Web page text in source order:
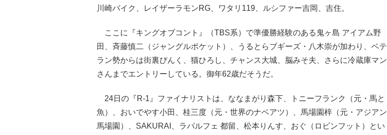
川崎バイク、レイザーラモンRG、ワタリ119、ルシファー吉岡、吉住。
ここに『キングオブコント』（TBS系）で準優勝経験のある鬼ヶ島 アイアム野
田、斉藤慎二（ジャングルポケット）、うるとらブギーズ・八木崇が加わり、ベテ
ラン勢からは街裏ぴんく、猫ひろし、チャンス大城、脳みそ夫、さらに冷蔵庫マン
さんまでエントリーしている。御年62歳だそうだ。
24日の『R-1』ファイナリストは、ななまがり森下、トニーフランク（元・馬と
魚）、おいでやす小田、桂三度（元・世界のナベアツ）、馬場園梓（元・アジアン
馬場園）、SAKURAI、ラパルフェ 都留、松本りんす、おぐ（ロビンフット）とい